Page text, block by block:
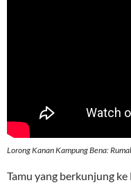
Lorong Kanan Kampung Bena:
Tamu yang berkunjung